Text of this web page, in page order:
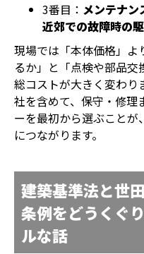
3番目： メンテナン
近郊での故障時の
現場では「本体価格」よ
るか」と「点検や部品
総コストが大きく変わり
社を含めて、保守・修理
ーを最初から選ぶこと
につながります。
建築基準法と世
条例をどうくぐ
ルな話